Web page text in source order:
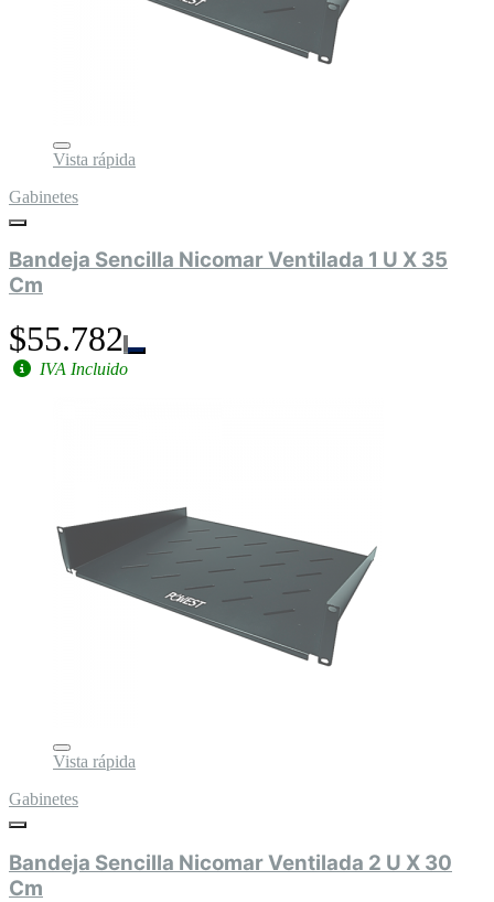
Vista rápida
Gabinetes
Bandeja Sencilla Nicomar Ventilada 1 U X 35
Cm
$55.782
IVA Incluido
Vista rápida
Gabinetes
Bandeja Sencilla Nicomar Ventilada 2 U X 30
Cm